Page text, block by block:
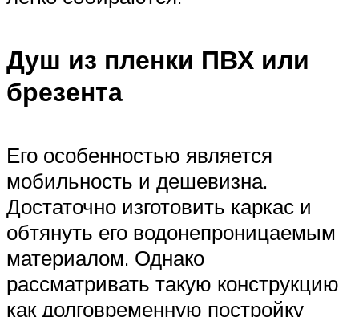
Душ из пленки ПВХ или
брезента
Его особенностью является
мобильность и дешевизна.
Достаточно изготовить каркас и
обтянуть его водонепроницаемым
материалом. Однако
рассматривать такую конструкцию
как долговременную постройку